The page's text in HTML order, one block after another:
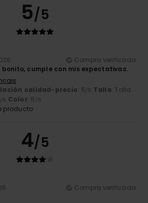
5/5
Compra verificada
bonito, cumple con mis expectativas.
calidad-precio: 5/5 Talla: Talla
/5 Color: 5 /5
producto
4/5
Compra verificada